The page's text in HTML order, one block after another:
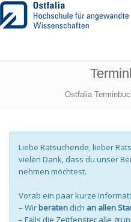
Ostfalia
Liebe Ratsuchende, lieber
vielen Dank, dass du unser
nehmen möchtest.
Vorab ein paar kurze
– Wirberaten dich an allen
– Falls die Zeitfenster alle